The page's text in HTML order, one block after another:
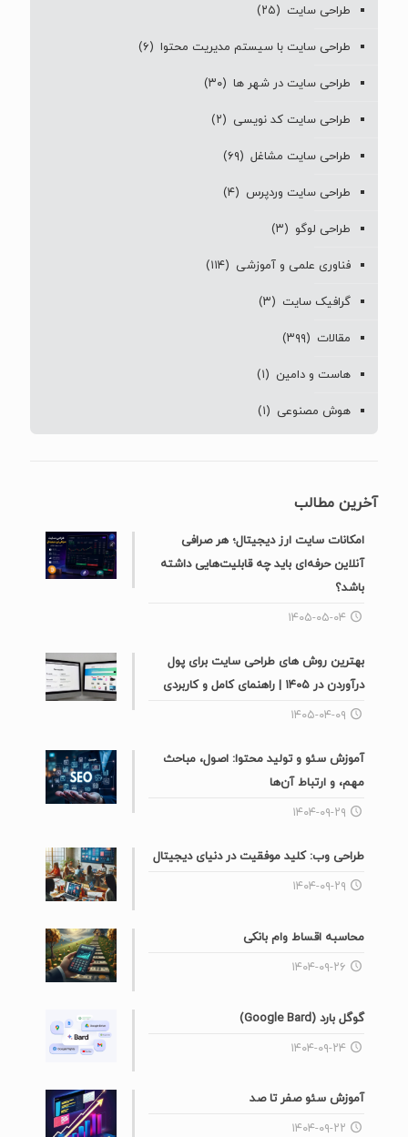
طراحی سایت (۲۵)
طراحی سایت با سیستم مدیریت محتوا (۶)
طراحی سایت در شهر ها (۳۰)
طراحی سایت کد نویسی (۲)
طراحی سایت مشاغل (۶۹)
طراحی سایت وردپرس (۴)
طراحی لوگو (۳)
فناوری علمی و آموزشی (۱۱۴)
گرافیک سایت (۳)
مقالات (۳۹۹)
هاست و دامین (۱)
هوش مصنوعی (۱)
آخرین مطالب
امکانات سایت ارز دیجیتال؛ هر صرافی
آنلاین حرفه‌ای باید چه قابلیت‌هایی داشته
باشد؟
۱۴۰۵-۰۵-۰۴
بهترین روش های طراحی سایت برای پول
درآوردن در ۱۴۰۵ | راهنمای کامل و کاربردی
۱۴۰۵-۰۴-۰۹
آموزش سئو و تولید محتوا: اصول، مباحث
مهم، و ارتباط آن‌ها
۱۴۰۴-۰۹-۲۹
طراحی وب: کلید موفقیت در دنیای دیجیتال
۱۴۰۴-۰۹-۲۹
محاسبه اقساط وام بانکی
۱۴۰۴-۰۹-۲۶
گوگل بارد (Google Bard)
۱۴۰۴-۰۹-۲۴
آموزش سئو صفر تا صد
۱۴۰۴-۰۹-۲۲